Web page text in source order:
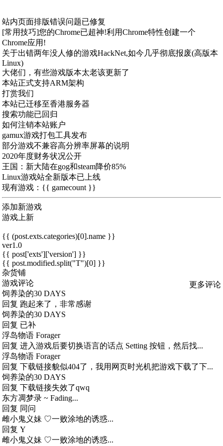
站内页面排版错误问题已修复
[常用技巧]您的Chrome已超神!利用Chrome特性创建一个
Chrome应用!
关于出错两年没人修的游戏HackNet,如今几乎彻底报废(高版本
Linux)
大佬们，有些游戏版本太老该更新了
本站正式支持ARM架构
打赏我们
本站已迁移至香港服务器
搜索功能已回归
如何注销本站账户
gamux游戏打包工具发布
部分游戏不兼容高分辨率屏幕的说明
2020年度财务状况公开
王国：新大陆在gog和steam降价85%
Linux游戏站全新版本已上线
现有游戏：{{ gamecount }}
添加新游戏
游戏上新
{{ (post.exts.categories)[0].name }}
ver1.0
{{ post['exts']['version'] }}
{{ post.modified.split("T")[0] }}
杂货铺
游戏评论
更多评论
饲养染的30 DAYS
回复 跑起来了，非常感谢
饲养染的30 DAYS
回复 已补
浮岛物语 Forager
回复 进入游戏后要切换语言的话点 Setting 按钮，然后找...
浮岛物语 Forager
回复 下载链接貌似404了，我用网页时光机把游戏下载了下...
饲养染的30 DAYS
回复 下载链接失效了qwq
东方凋梦录 ~ Fading...
回复 同问
雌小鬼义妹 ♡一败涂地的诱惑...
回复 Y
雌小鬼义妹 ♡一败涂地的诱惑...